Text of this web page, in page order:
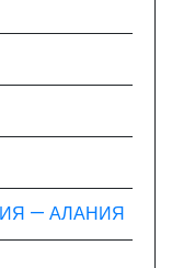
— АЛАНИЯ